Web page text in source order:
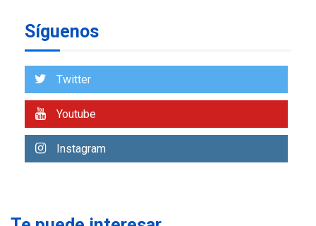
1
Síguenos
Twitter
Youtube
Instagram